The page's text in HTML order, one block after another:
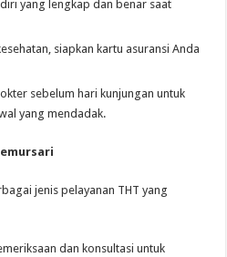
yang lengkap dan benar saat
siapkan kartu asuransi Anda
sebelum hari kunjungan untuk
yang mendadak.
jenis pelayanan THT yang
dan konsultasi untuk